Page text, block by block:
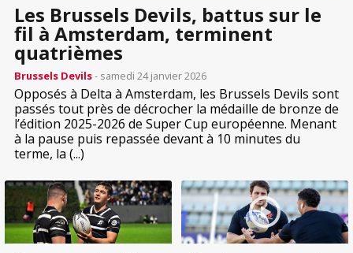
Les Brussels Devils, battus sur le
fil à Amsterdam, terminent
quatrièmes
Brussels Devils- samedi 24 janvier 2026
Opposés à Delta à Amsterdam, les Brussels Devils sont
passés tout près de décrocher la médaille de bronze de
l’édition 2025-2026 de Super Cup européenne. Menant
à la pause puis repassée devant à 10 minutes du
terme, la (...)